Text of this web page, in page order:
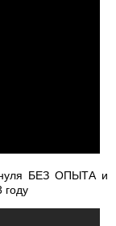
БЕЗ ОПЫТА и
году